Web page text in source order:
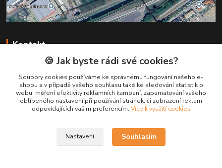
Kontakt
+420 731 147 113
(Po-Pá, 8-16 hod.)
info@pruska.cz
🍪 Jak byste rádi své cookies?
Soubory cookies používáme ke správnému fungování našeho e-
shopu a v případě vašeho souhlasu také ke sledování statistik o
webu, měření efektivity reklamních kampaní, zapamatování vašeho
oblíbeného nastavení při používání stránek, či zobrazení reklam
odpovídajících vašim preferencím. Více k využití cookies
Nastavení Souhlasím